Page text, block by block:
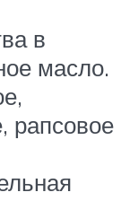
в
масло.
рапсовое